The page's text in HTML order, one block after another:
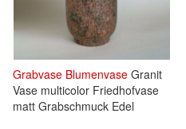
Grabvase Blumenvase Granit
Vase multicolor Friedhofvase
matt Grabschmuck Edel